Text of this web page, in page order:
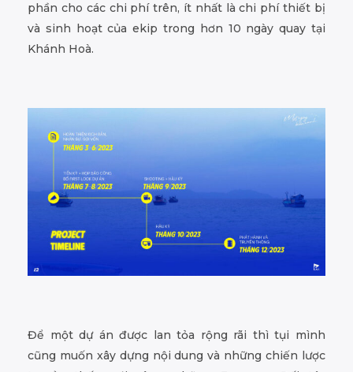
phần cho các chi phí trên, ít nhất là chi phí thiết bị
và sinh hoạt của ekip trong hơn 10 ngày quay tại
Khánh Hoà.
Để một dự án được lan tỏa rộng rãi thì tụi mình
cũng muốn xây dựng nội dung và những chiến lược